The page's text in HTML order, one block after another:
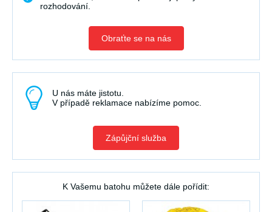
rozhodování.
Obraťte se na nás
U nás máte jistotu.
V případě reklamace nabízíme pomoc.
Zápůjční služba
K Vašemu batohu můžete dále pořídit: